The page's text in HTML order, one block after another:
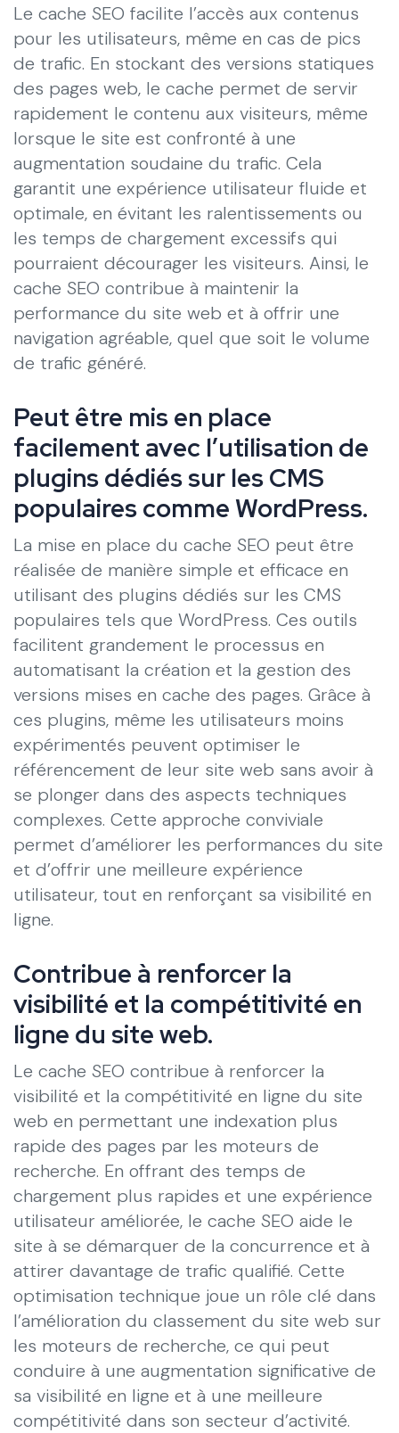
Le cache SEO facilite l’accès aux contenus
pour les utilisateurs, même en cas de pics
de trafic. En stockant des versions statiques
des pages web, le cache permet de servir
rapidement le contenu aux visiteurs, même
lorsque le site est confronté à une
augmentation soudaine du trafic. Cela
garantit une expérience utilisateur fluide et
optimale, en évitant les ralentissements ou
les temps de chargement excessifs qui
pourraient décourager les visiteurs. Ainsi, le
cache SEO contribue à maintenir la
performance du site web et à offrir une
navigation agréable, quel que soit le volume
de trafic généré.
Peut être mis en place
facilement avec l’utilisation de
plugins dédiés sur les CMS
populaires comme WordPress.
La mise en place du cache SEO peut être
réalisée de manière simple et efficace en
utilisant des plugins dédiés sur les CMS
populaires tels que WordPress. Ces outils
facilitent grandement le processus en
automatisant la création et la gestion des
versions mises en cache des pages. Grâce à
ces plugins, même les utilisateurs moins
expérimentés peuvent optimiser le
référencement de leur site web sans avoir à
se plonger dans des aspects techniques
complexes. Cette approche conviviale
permet d’améliorer les performances du site
et d’offrir une meilleure expérience
utilisateur, tout en renforçant sa visibilité en
ligne.
Contribue à renforcer la
visibilité et la compétitivité en
ligne du site web.
Le cache SEO contribue à renforcer la
visibilité et la compétitivité en ligne du site
web en permettant une indexation plus
rapide des pages par les moteurs de
recherche. En offrant des temps de
chargement plus rapides et une expérience
utilisateur améliorée, le cache SEO aide le
site à se démarquer de la concurrence et à
attirer davantage de trafic qualifié. Cette
optimisation technique joue un rôle clé dans
l’amélioration du classement du site web sur
les moteurs de recherche, ce qui peut
conduire à une augmentation significative de
sa visibilité en ligne et à une meilleure
compétitivité dans son secteur d’activité.